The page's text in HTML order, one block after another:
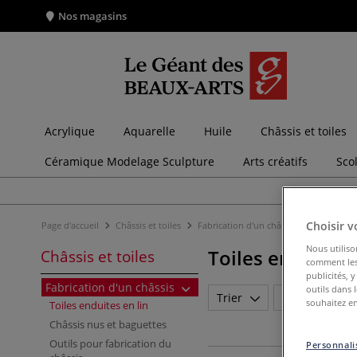
Nos magasins
Acrylique Aquarelle Huile Châssis et toiles
Céramique Modelage Sculpture
Arts créatifs
Page d'accueil Châssis et toiles Fabrication d'un châssis Toiles
Châssis et toiles
Fabrication d'un châssis
Toiles enduites en lin
Châssis nus et baguettes
Outils pour fabrication du
Toiles enduites
Trier Marque
Choisir
Nous
comment
publicités, y
outils dans
souhaitez